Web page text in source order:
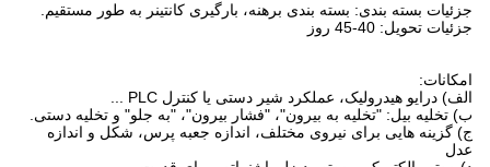
جزئیات بسته بندی: بسته بندی برهنه، بارگیری کانتینر به طور مستقیم.
جزئیات تحویل: 40-45 روز
امکانات:
الف) درایو هیدرولیک، عملکرد شیر دستی یا کنترل PLC ...
ب) تخلیه بیل: "تخلیه به بیرون"، "فشار بیرون"، "به جلو" و تخلیه دستی.
ج) گزینه هایی برای نیروی مختلف، اندازه جعبه پرس، شکل و اندازه
عدل